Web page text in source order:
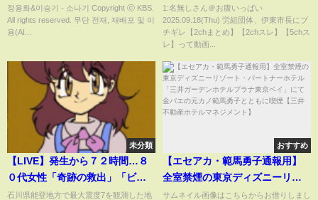
공개] [싱크로유] | KBS 240916
방송
정용화&이승기 - 소나기 Copyright ⓒ KBS.
All rights reserved. 무단 전재, 재배포 및 이
용(AI...
【5chスレ】
1:名無しさん＠お腹いっぱい
2025.09.18(Thu) 労組団体、伊東市長にブ
チギレ【2chまとめ】【2chスレ】【5chス
レ】って動画...
未分類
【LIVE】発生から７２時間…８
０代女性「奇跡の救出」「ビル
倒壊」「津波で漁港の船は転
石川県能登地方で最大震度7を観測した地
おすすめ
【エセアカ・範馬勇子通報用】
全室禁煙の東京ディズニーリゾ
ート・パートナーホテル「三井
サムネイル画像はこちらからお借りしまし